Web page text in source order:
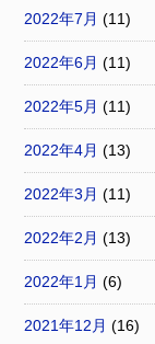
2022年7月 (11)
2022年6月 (11)
2022年5月 (11)
2022年4月 (13)
2022年3月 (11)
2022年2月 (13)
2022年1月 (6)
2021年12月 (16)